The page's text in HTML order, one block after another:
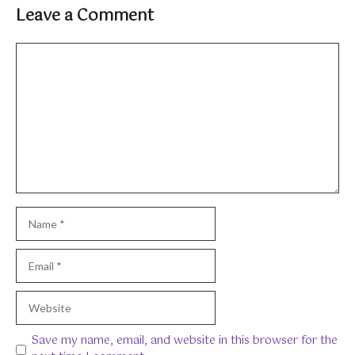
Leave a Comment
Comment
Name
Email
Website
Save my name, email, and website in this browser for the